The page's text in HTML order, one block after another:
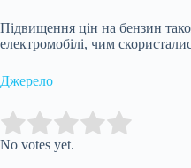
Підвищення цін на бензин
електромобілі, чим
Джерело
Rate this item:
No votes yet.